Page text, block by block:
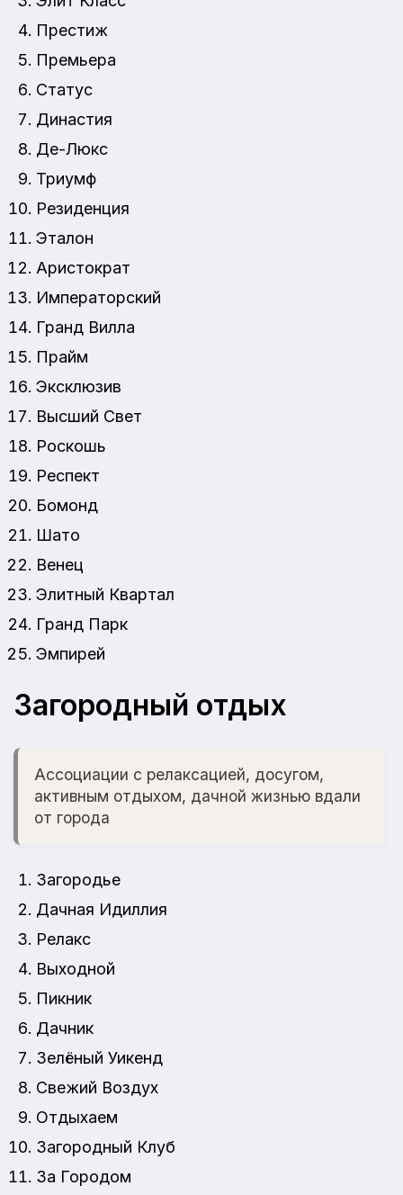
Престиж
Премьера
Статус
Династия
Де-Люкс
Триумф
Резиденция
Эталон
Аристократ
Императорский
Гранд Вилла
Прайм
Эксклюзив
Высший Свет
Роскошь
Респект
Бомонд
Шато
Венец
Элитный Квартал
Гранд Парк
Эмпирей
Загородный отдых
Ассоциации с релаксацией, досугом,
активным отдыхом, дачной жизнью вдали
от города
Загородье
Дачная Идиллия
Релакс
Выходной
Пикник
Дачник
Зелёный Уикенд
Свежий Воздух
Отдыхаем
Загородный Клуб
За Городом